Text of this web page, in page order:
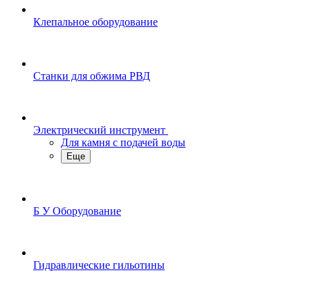
Клепальное оборудование
Станки для обжима РВД
Электрический инструмент
Для камня с подачей воды
Еще
Б У Оборудование
Гидравлические гильотины